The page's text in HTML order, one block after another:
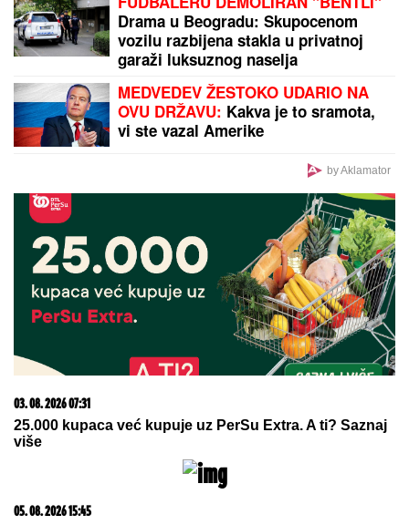
"Poslednji put kad je muž nasrnuo, uzela sam nož"
Predviđali su joj blistavu karijeru, a onda joj se gubi
svaki trag
PREPORUKA ZA VAS
Dnevni horoskop za petak, 7. avgust: Vagi preti
LJUBAVNI ZEMLJOTRES, a rođeni u ovom znaku
opasno rizikuju na poslu